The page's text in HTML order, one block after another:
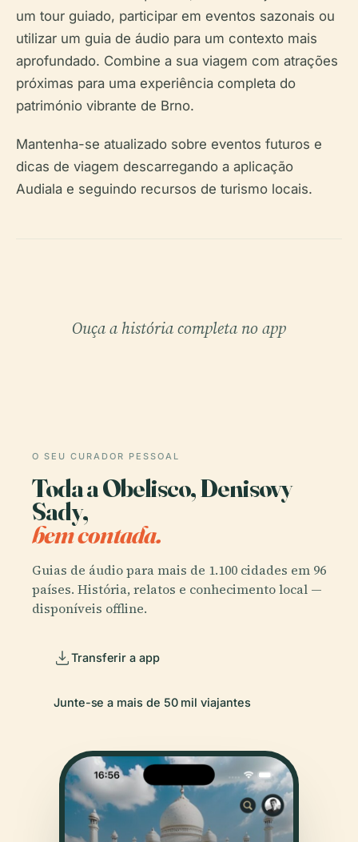
um tour guiado, participar em eventos sazonais ou
utilizar um guia de áudio para um contexto mais
aprofundado. Combine a sua viagem com atrações
próximas para uma experiência completa do
património vibrante de Brno.
Mantenha-se atualizado sobre eventos futuros e
dicas de viagem descarregando a aplicação
Audiala e seguindo recursos de turismo locais.
Ouça a história completa no app
O SEU CURADOR PESSOAL
Toda a Obelisco, Denisovy
Sady,
bem contada.
Guias de áudio para mais de 1.100 cidades em 96
países. História, relatos e conhecimento local —
disponíveis offline.
Transferir a app
Junte-se a mais de 50 mil viajantes